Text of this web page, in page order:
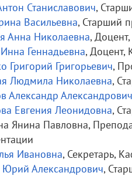
Станиславович,
Васильевна, Старший
Анна Николаевна,
Геннадьевна, Доцент,
Григорий Григорьевич,
Людмила Николаевна,
Александр Александрович
Евгения Леонидовна,
Янина Павловна,
Ивановна, Секретарь,
Юрий Александрович,